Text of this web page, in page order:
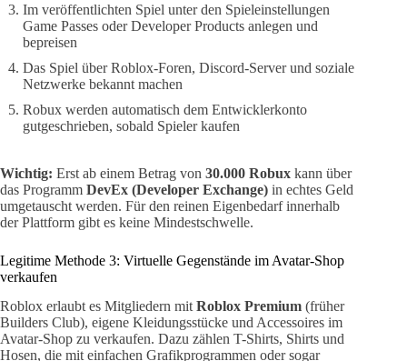
Im veröffentlichten Spiel unter den Spieleinstellungen
Game Passes oder Developer Products anlegen und
bepreisen
Das Spiel über Roblox-Foren, Discord-Server und soziale
Netzwerke bekannt machen
Robux werden automatisch dem Entwicklerkonto
gutgeschrieben, sobald Spieler kaufen
Wichtig: Erst ab einem Betrag von 30.000 Robux kann über
das Programm DevEx (Developer Exchange) in echtes Geld
umgetauscht werden. Für den reinen Eigenbedarf innerhalb
der Plattform gibt es keine Mindestschwelle.
Legitime Methode 3: Virtuelle Gegenstände im Avatar-Shop
verkaufen
Roblox erlaubt es Mitgliedern mit Roblox Premium (früher
Builders Club), eigene Kleidungsstücke und Accessoires im
Avatar-Shop zu verkaufen. Dazu zählen T-Shirts, Shirts und
Hosen, die mit einfachen Grafikprogrammen oder sogar